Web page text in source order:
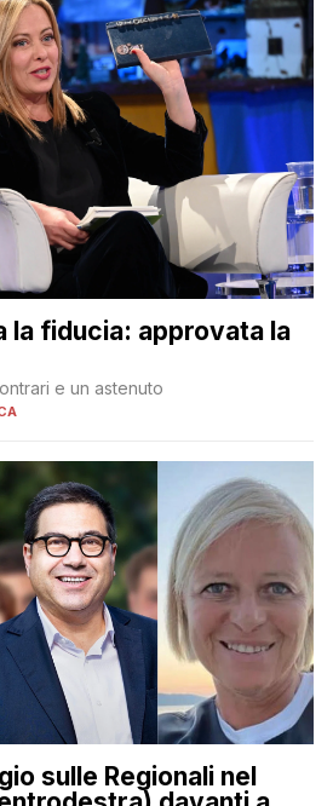
la fiducia: approvata la
e un astenuto
sulle Regionali nel